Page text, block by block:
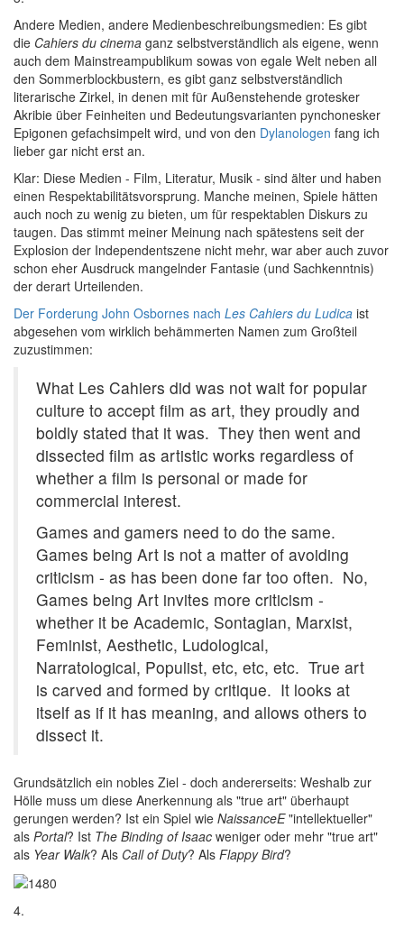
Andere Medien, andere Medienbeschreibungsmedien: Es gibt
die Cahiers du cinema ganz selbstverständlich als eigene, wenn
auch dem Mainstreampublikum sowas von egale Welt neben all
den Sommerblockbustern, es gibt ganz selbstverständlich
literarische Zirkel, in denen mit für Außenstehende grotesker
Akribie über Feinheiten und Bedeutungsvarianten pynchonesker
Epigonen gefachsimpelt wird, und von den Dylanologen fang ich
lieber gar nicht erst an.
Klar: Diese Medien - Film, Literatur, Musik - sind älter und haben
einen Respektabilitätsvorsprung. Manche meinen, Spiele hätten
auch noch zu wenig zu bieten, um für respektablen Diskurs zu
taugen. Das stimmt meiner Meinung nach spätestens seit der
Explosion der Independentszene nicht mehr, war aber auch zuvor
schon eher Ausdruck mangelnder Fantasie (und Sachkenntnis)
der derart Urteilenden.
Der Forderung John Osbornes nach Les Cahiers du Ludica ist
abgesehen vom wirklich behämmerten Namen zum Großteil
zuzustimmen:
What Les Cahiers did was not wait for popular
culture to accept film as art, they proudly and
boldly stated that it was. They then went and
dissected film as artistic works regardless of
whether a film is personal or made for
commercial interest.
Games and gamers need to do the same.
Games being Art is not a matter of avoiding
criticism - as has been done far too often. No,
Games being Art invites more criticism -
whether it be Academic, Sontagian, Marxist,
Feminist, Aesthetic, Ludological,
Narratological, Populist, etc, etc, etc. True art
is carved and formed by critique. It looks at
itself as if it has meaning, and allows others to
dissect it.
Grundsätzlich ein nobles Ziel - doch andererseits: Weshalb zur
Hölle muss um diese Anerkennung als "true art" überhaupt
gerungen werden? Ist ein Spiel wie NaissanceE"intellektueller"
als Portal? Ist The Binding of Isaac weniger oder mehr "true art"
als Year Walk? Als Call of Duty? Als Flappy Bird?
4.